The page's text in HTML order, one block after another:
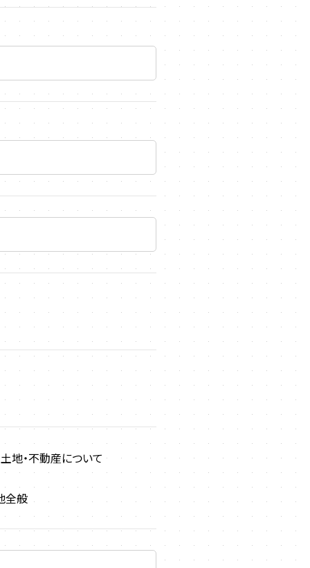
土地・不動産について
全般